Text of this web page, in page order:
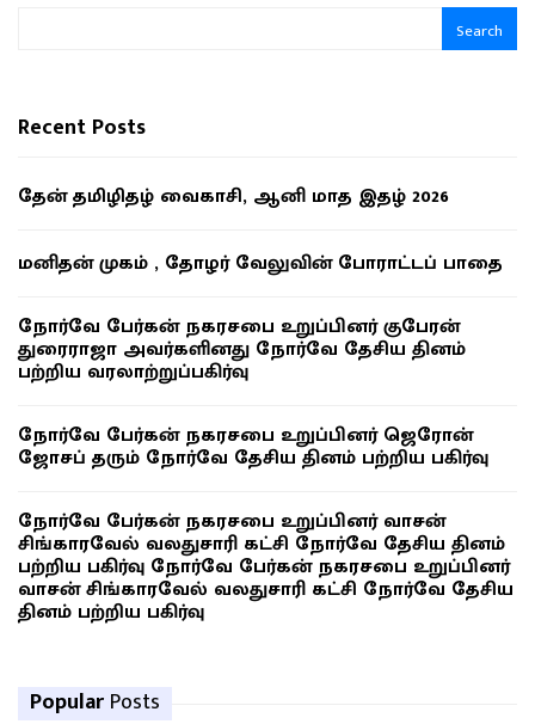
Search
Recent Posts
தேன் தமிழிதழ் வைகாசி, ஆனி மாத இதழ் 2026
மனிதன் முகம் , தோழர் வேலுவின் போராட்டப் பாதை
நோர்வே பேர்கன் நகரசபை உறுப்பினர் குபேரன்
துரைராஜா அவர்களினது நோர்வே தேசிய தினம்
பற்றிய வரலாற்றுப்பகிர்வு
நோர்வே பேர்கன் நகரசபை உறுப்பினர் ஜெரோன்
ஜோசப் தரும் நோர்வே தேசிய தினம் பற்றிய பகிர்வு
நோர்வே பேர்கன் நகரசபை உறுப்பினர் வாசன்
சிங்காரவேல் வலதுசாரி கட்சி நோர்வே தேசிய தினம்
பற்றிய பகிர்வு நோர்வே பேர்கன் நகரசபை உறுப்பினர்
வாசன் சிங்காரவேல் வலதுசாரி கட்சி நோர்வே தேசிய
தினம் பற்றிய பகிர்வு
Popular Posts